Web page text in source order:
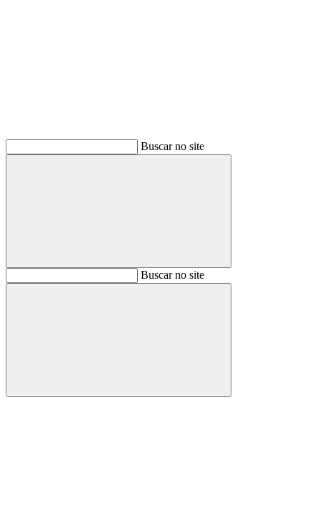
Buscar no site
BuscarBuscar no site
Buscar